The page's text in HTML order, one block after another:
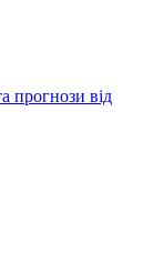
прогнози від